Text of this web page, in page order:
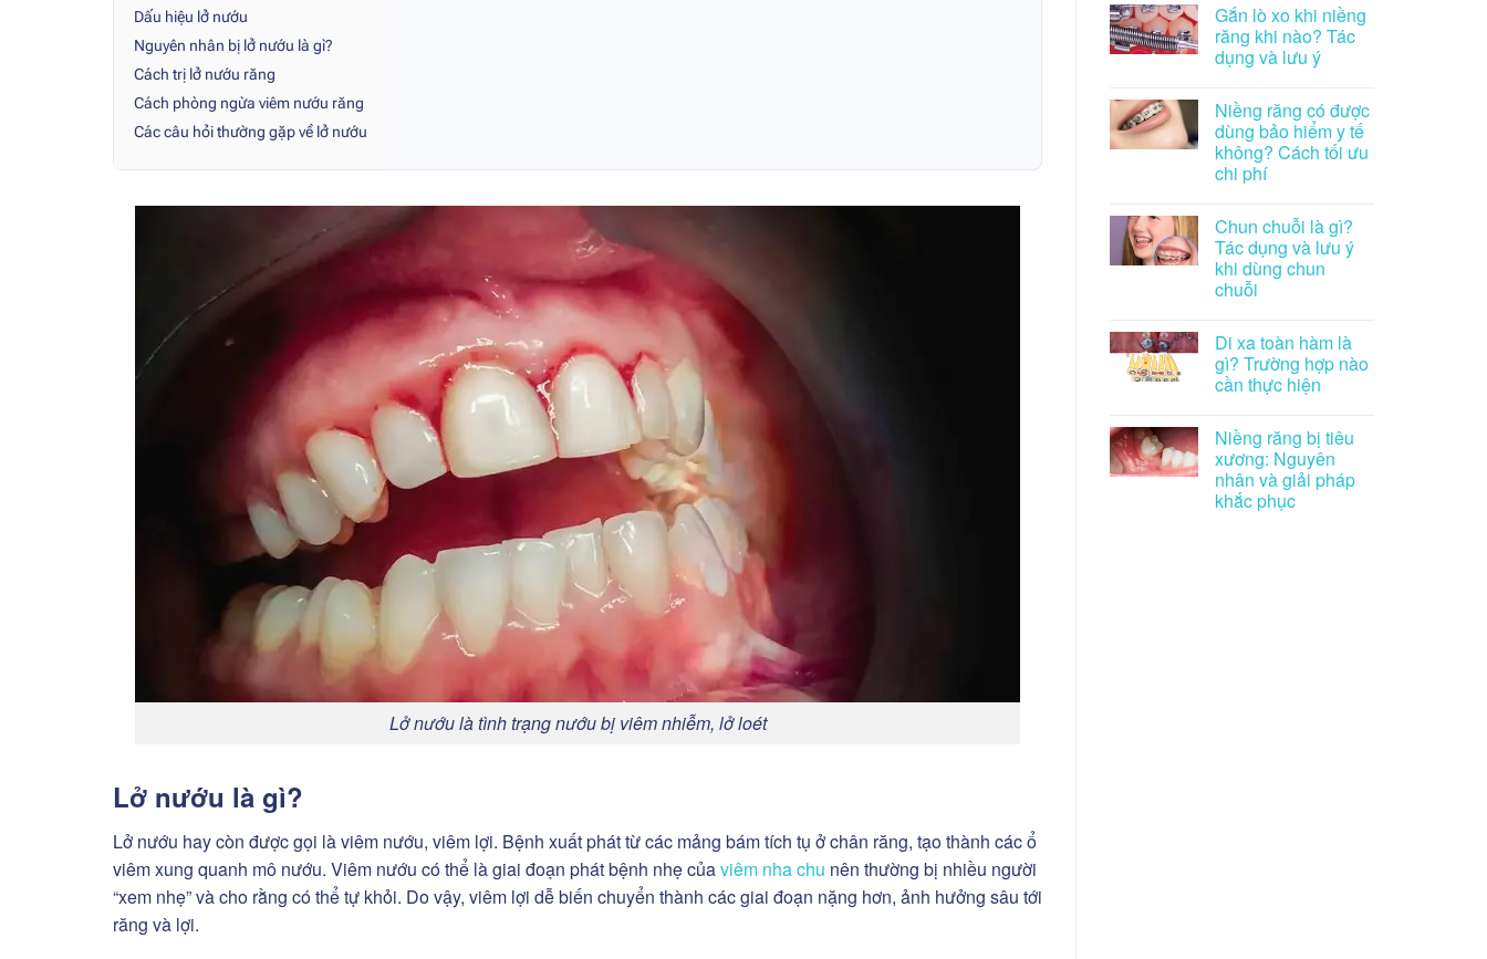
Dấu hiệu lở nướu
Nguyên nhân bị lở nướu là gì?
Cách trị lở nướu răng
Cách phòng ngừa viêm nướu răng
Các câu hỏi thường gặp về lở nướu
Lở nướu là tình trạng nướu bị viêm nhiễm, lở loét
Lở nướu là gì?
Lở nướu hay còn được gọi là viêm nướu, viêm lợi. Bệnh xuất phát từ các mảng bám tích tụ ở chân răng, tạo thành các ổ
viêm xung quanh mô nướu. Viêm nướu có thể là giai đoạn phát bệnh nhẹ củaviêm nha chu nên thường bị nhiều người
“xem nhẹ” và cho rằng có thể tự khỏi. Do vậy, viêm lợi dễ biến chuyển thành các giai đoạn nặng hơn, ảnh hưởng sâu tới
răng và lợi.
Gắn lò xo khi niềng
răng khi nào? Tác
dụng và lưu ý
Niềng răng có được
dùng bảo hiểm y tế
không? Cách tối ưu
chi phí
Chun chuỗi là gì?
Tác dụng và lưu ý
khi dùng chun
chuỗi
Di xa toàn hàm là
gì? Trường hợp nào
cần thực hiện
Niềng răng bị tiêu
xương: Nguyên
nhân và giải pháp
khắc phục